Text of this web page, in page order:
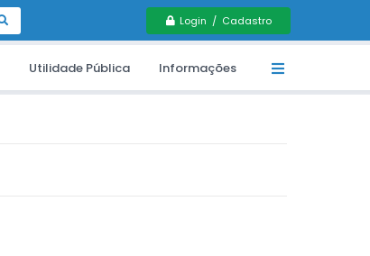
Login / Cadastro
Utilidade Pública Informações